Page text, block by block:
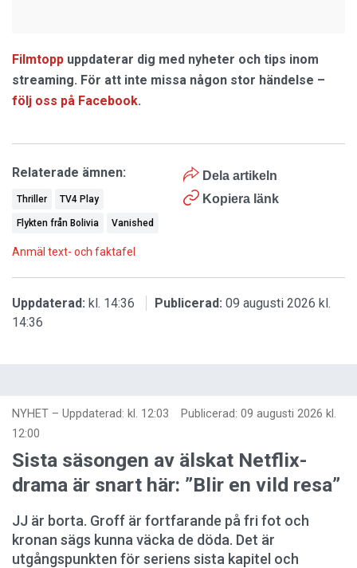
Filmtopp uppdaterar dig med nyheter och tips inom
streaming. För att inte missa någon stor händelse –
följ oss på Facebook.
Dela artikeln
Kopiera länk
Relaterade ämnen:
Thriller TV4 Play
Flykten från Bolivia Vanished
Anmäl text- och faktafel
Uppdaterad: kl. 14:36 Publicerad: 09 augusti 2026 kl.
14:36
NYHET – Uppdaterad: kl. 12:03 Publicerad: 09 augusti 2026 kl.
12:00
Sista säsongen av älskat Netflix-
drama är snart här: ”Blir en vild resa”
JJ är borta. Groff är fortfarande på fri fot och
kronan sägs kunna väcka de döda. Det är
utgångspunkten för seriens sista kapitel och